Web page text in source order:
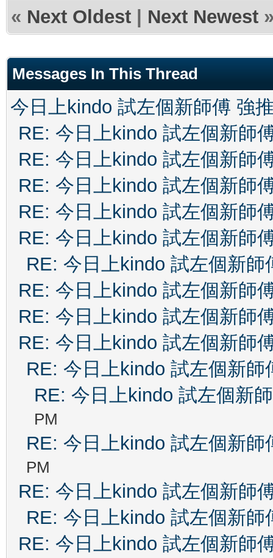
« Next Oldest | Next Newest
Messages In This Thread
今日上kindo 試左個新師傅 強
RE: 今日上kindo 試左個新師
RE: 今日上kindo 試左個新師
RE: 今日上kindo 試左個新師
RE: 今日上kindo 試左個新師
RE: 今日上kindo 試左個新師
RE: 今日上kindo 試左個新師
RE: 今日上kindo 試左個新師
RE: 今日上kindo 試左個新師
RE: 今日上kindo 試左個新師
RE: 今日上kindo 試左個新師
RE: 今日上kindo 試左個新
PM
RE: 今日上kindo 試左個新師
PM
RE: 今日上kindo 試左個新師
RE: 今日上kindo 試左個新師
RE: 今日上kindo 試左個新師